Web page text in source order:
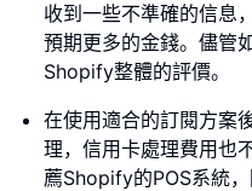
收到一些不準確的信息
預期更多的金錢。儘管
Shopify整體的評價。
在使用適合的訂閱方案
理，信用卡處理費用也
薦Shopify的POS系統